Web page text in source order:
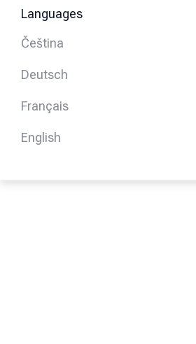
Languages
Čeština
Deutsch
Français
English